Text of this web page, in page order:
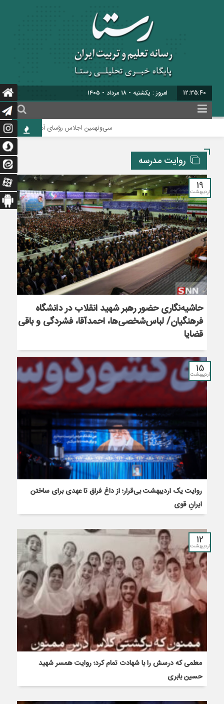
12:35:41 امروز : یکشنبه - ۱۸ مرداد - ۱۴۰۵
سی‌ونهمین اجلاس رؤسای آموزش و پرورش کشور
روایت مدرسه
19
اردیبهشت
حاشیه‌نگاری حضور رهبر شهید انقلاب در دانشگاه
فرهنگیان/ لباس‌شخصی‌ها، احمدآقا، فشردگی و باقی
قضایا
15
اردیبهشت
روایت یک اردیبهشت بی‌قرار؛ از داغ فراق تا عهدی برای ساختن
ایرانِ قوی
12
اردیبهشت
معلمی که درسش را با شهادت تمام کرد؛ روایت همسر شهید
حسین بابری